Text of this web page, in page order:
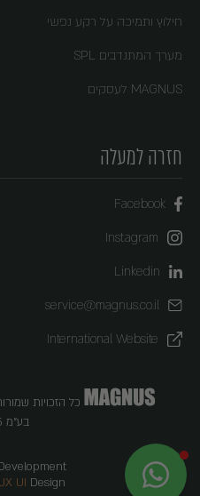
חילוץ ותמיכה על רקע נפשי
מערך המתנדבים SPL
MAGNUS לעסקים
חזרה למעלה
Facebook
Instagram
Linkedin
service@magnus.co.il
International Website
כל הזכויות
בע"מ 2025
UI DesignMAGNUS